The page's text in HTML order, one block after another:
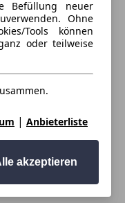
Befüllung neuer
Ohne
Tools können
oder teilweise
| Anbieterliste
akzeptieren